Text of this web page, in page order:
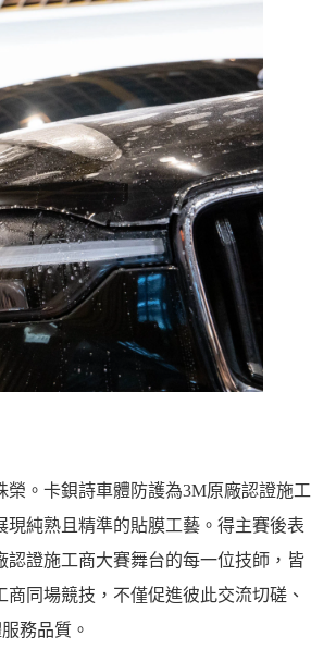
。卡鋇詩車體防護為3M原廠認證施工
純熟且精準的貼膜工藝。得主賽後表
證施工商大賽舞台的每一位技師，皆
同場競技，不僅促進彼此交流切磋、
務品質。